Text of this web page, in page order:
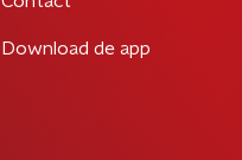
Download de app